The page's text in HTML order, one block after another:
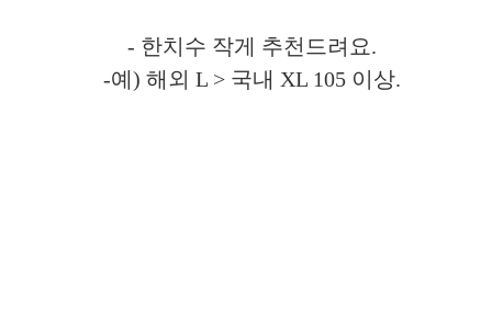
- 한치수 작게 추천드려요.
-예) 해외 L > 국내 XL 105 이상.